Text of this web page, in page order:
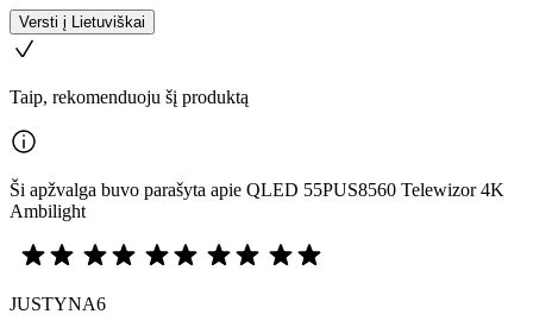
Versti į Lietuviškai
Taip, rekomenduoju šį produktą
Ši apžvalga buvo parašyta apie QLED 55PUS8560 Telewizor 4K
Ambilight
JUSTYNA6